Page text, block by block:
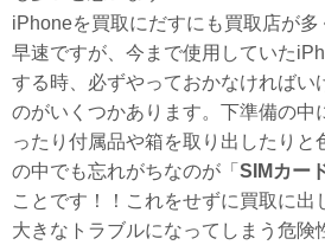
iPhoneを買取にだすにも買取店が多
早速ですが、今まで使用していた
する時、必ずやっておかなければい
のがいくつかあります。下準備の中
ったり付属品や箱を取り出したりと
の中でも忘れがちなのが「 SIMカー
ことです！！これをせずに買取に出
大きなトラブルになってしまう危険